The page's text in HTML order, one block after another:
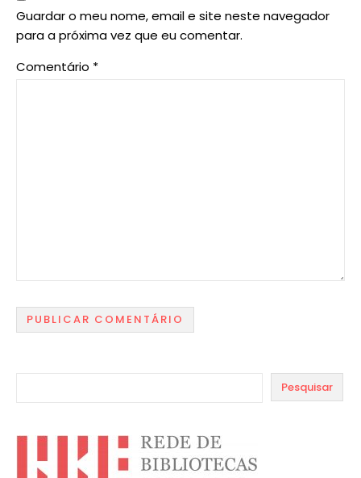
Guardar o meu nome, email e site neste navegador
para a próxima vez que eu comentar.
Comentário *
Pesquisar